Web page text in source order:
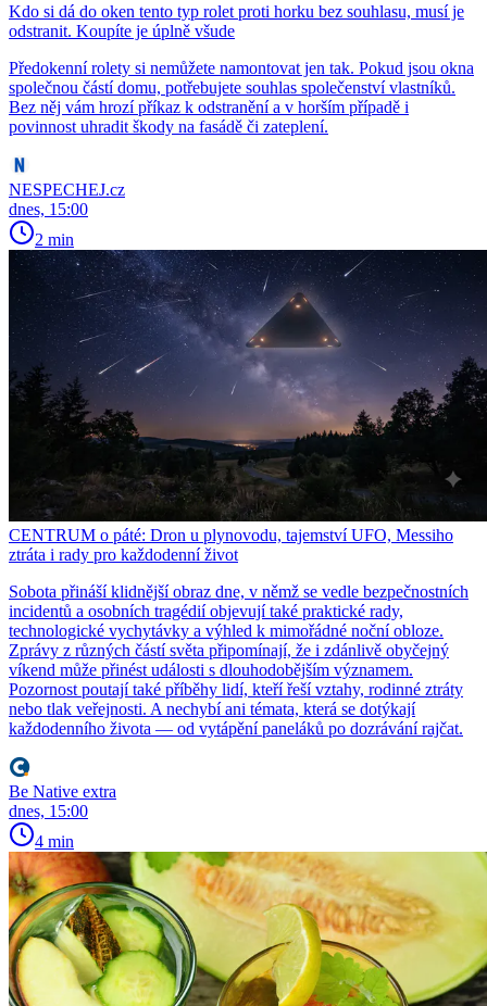
Kdo si dá do oken tento typ rolet proti horku bez souhlasu, musí je
odstranit. Koupíte je úplně všude
Předokenní rolety si nemůžete namontovat jen tak. Pokud jsou okna
společnou částí domu, potřebujete souhlas společenství vlastníků.
Bez něj vám hrozí příkaz k odstranění a v horším případě i
povinnost uhradit škody na fasádě či zateplení.
NESPECHEJ.cz
dnes, 15:00
2 min
CENTRUM o páté: Dron u plynovodu, tajemství UFO, Messiho
ztráta i rady pro každodenní život
Sobota přináší klidnější obraz dne, v němž se vedle bezpečnostních
incidentů a osobních tragédií objevují také praktické rady,
technologické vychytávky a výhled k mimořádné noční obloze.
Zprávy z různých částí světa připomínají, že i zdánlivě obyčejný
víkend může přinést události s dlouhodobějším významem.
Pozornost poutají také příběhy lidí, kteří řeší vztahy, rodinné ztráty
nebo tlak veřejnosti. A nechybí ani témata, která se dotýkají
každodenního života — od vytápění paneláků po dozrávání rajčat.
Be Native extra
dnes, 15:00
4 min